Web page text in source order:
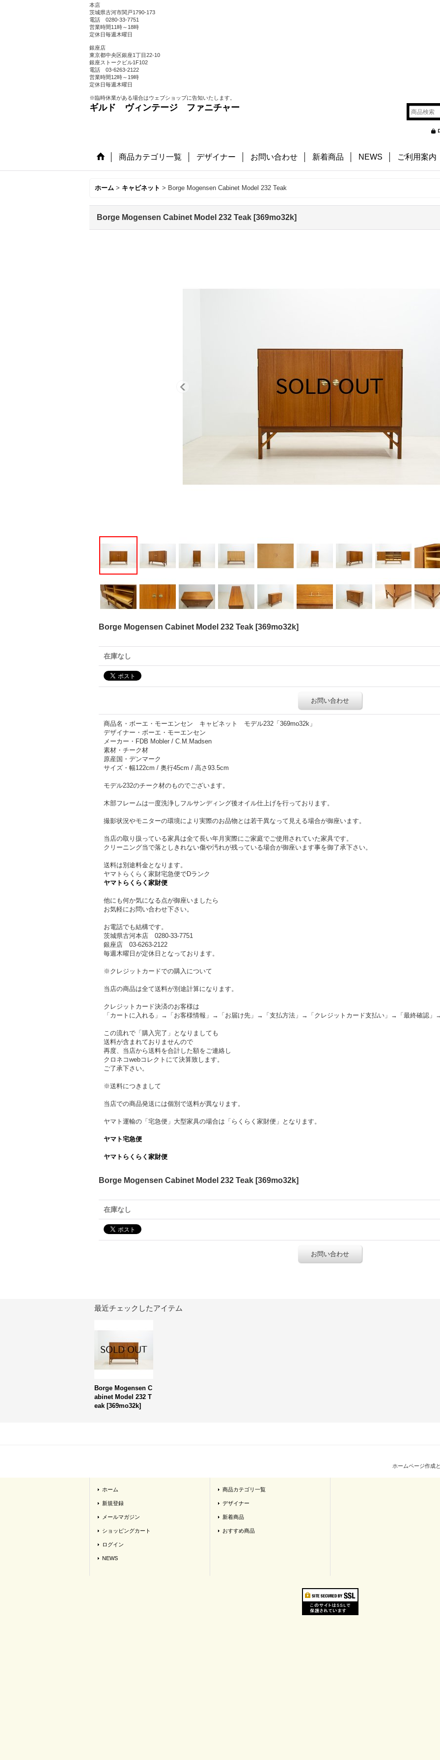
本店
茨城県古河市関戸1790-173
電話 0280-33-7751
営業時間11時～18時
定休日毎週木曜日
銀座店
東京都中央区銀座1丁目22-10
銀座ストークビル1F102
電話 03-6263-2122
営業時間12時～19時
定休日毎週木曜日
※臨時休業がある場合はウェブショップに告知いたします。
ギルド ヴィンテージ ファニチャー
商品カテゴリ一覧 デザイナー お問い合わせ 新着商品 NEWS ご利用案内
ホーム > キャビネット > Borge Mogensen Cabinet Model 232 Teak
Borge Mogensen Cabinet Model 232 Teak [369mo32k]
Borge Mogensen Cabinet Model 232 Teak [369mo32k]
在庫なし
お問い合わせ
商品名・ボーエ・モーエンセン キャビネット モデル232「369mo32k」
デザイナー・ボーエ・モーエンセン
メーカー・FDB Mobler / C.M.Madsen
素材・チーク材
原産国・デンマーク
サイズ・幅122cm / 奥行45cm / 高さ93.5cm
モデル232のチーク材のものでございます。
木部フレームは一度洗浄しフルサンディング後オイル仕上げを行っております。
撮影状況やモニターの環境により実際のお品物とは若干異なって見える場合が御座います。
当店の取り扱っている家具は全て長い年月実際にご家庭でご使用されていた家具です。
クリーニング当で落としきれない傷や汚れが残っている場合が御座います事を御了承下さい。
送料は別途料金となります。
ヤマトらくらく家財宅急便でDランク
ヤマトらくらく家財便
他にも何か気になる点が御座いましたら
お気軽にお問い合わせ下さい。
お電話でも結構です。
茨城県古河本店 0280-33-7751
銀座店 03-6263-2122
毎週木曜日が定休日となっております。
※クレジットカードでの購入について
当店の商品は全て送料が別途計算になります。
クレジットカード決済のお客様は
「カートに入れる」→「お客様情報」→「お届け先」→「支払方法」→「クレジットカード支払い」→「最終確認」
この流れで「購入完了」となりましても
送料が含まれておりませんので
再度、当店から送料を合計した額をご連絡し
クロネコwebコレクトにて決算致します。
ご了承下さい。
※送料につきまして
当店での商品発送には個別で送料が異なります。
ヤマト運輸の「宅急便」大型家具の場合は「らくらく家財便」となります。
ヤマト宅急便
ヤマトらくらく家財便
Borge Mogensen Cabinet Model 232 Teak [369mo32k]
在庫なし
お問い合わせ
最近チェックしたアイテム
Borge Mogensen C
abinet Model 232 T
eak [369mo32k]
ホームページ作成
ホーム
新規登録
メールマガジン
ショッピングカート
ログイン
NEWS
商品カテゴリ一覧
デザイナー
新着商品
おすすめ商品